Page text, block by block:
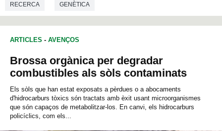
RECERCA GENÈTICA
ARTICLES - AVENÇOS
Brossa orgànica per degradar
combustibles als sòls contaminats
Els sòls que han estat exposats a pèrdues o a abocaments
d'hidrocarburs tòxics són tractats amb èxit usant microorganismes
que són capaços de metabolitzar-los. En canvi, els hidrocarburs
policíclics, com els...